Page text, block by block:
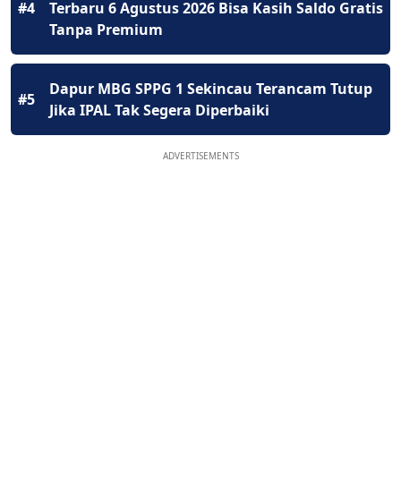
#4
Terbaru 6 Agustus 2026 Bisa Kasih Saldo Gratis
Tanpa Premium
#5
Dapur MBG SPPG 1 Sekincau Terancam Tutup
Jika IPAL Tak Segera Diperbaiki
ADVERTISEMENTS